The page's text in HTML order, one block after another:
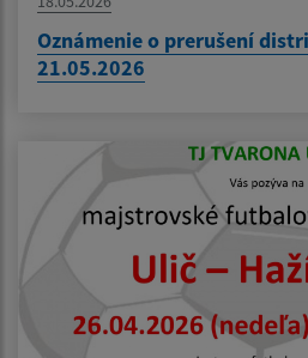
Oznámenie o prerušení
21.05.2026